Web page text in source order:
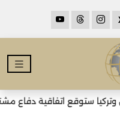
اتفاقية دفاع مشترك في